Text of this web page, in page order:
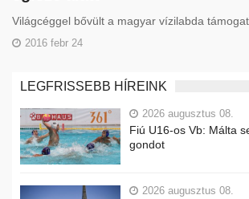
Világcéggel bővült a magyar vízilabda
2016 febr 24
LEGFRISSEBB HÍREINK
2026 augusztus 08.
Fiú U16-os Vb: Málta
gondot
2026 augusztus 08.